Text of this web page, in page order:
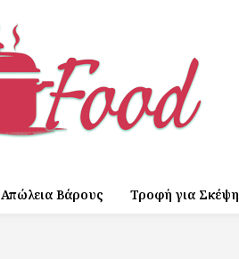
Απώλεια Βάρους Τροφή για Σκέψη